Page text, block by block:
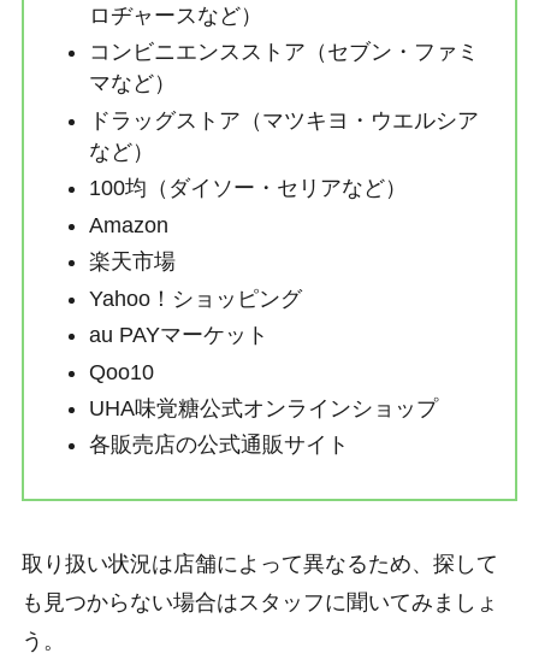
ロヂャースなど）
コンビニエンスストア（セブン・ファミ
マなど）
ドラッグストア（マツキヨ・ウエルシア
など）
100均（ダイソー・セリアなど）
Amazon
楽天市場
Yahoo！ショッピング
au PAYマーケット
Qoo10
UHA味覚糖公式オンラインショップ
各販売店の公式通販サイト
取り扱い状況は店舗によって異なるため、探して
も見つからない場合はスタッフに聞いてみましょ
う。